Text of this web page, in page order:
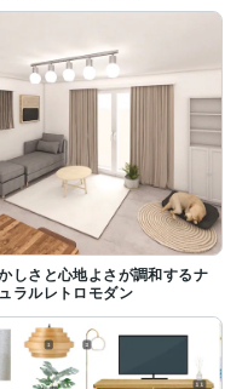
しさと心地よさが調和するナ
ラルレトロモダン